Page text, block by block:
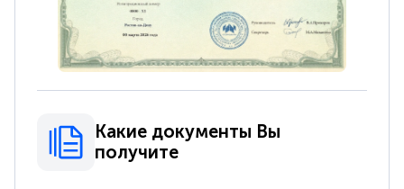
Какие документы Вы
получите